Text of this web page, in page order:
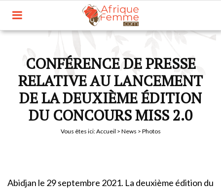
CONFÉRENCE DE PRESSE
RELATIVE AU LANCEMENT
DE LA DEUXIÈME ÉDITION
DU CONCOURS MISS 2.0
Vous êtes ici:Accueil > News > Photos
Abidjan le 29 septembre 2021. La deuxième édition du